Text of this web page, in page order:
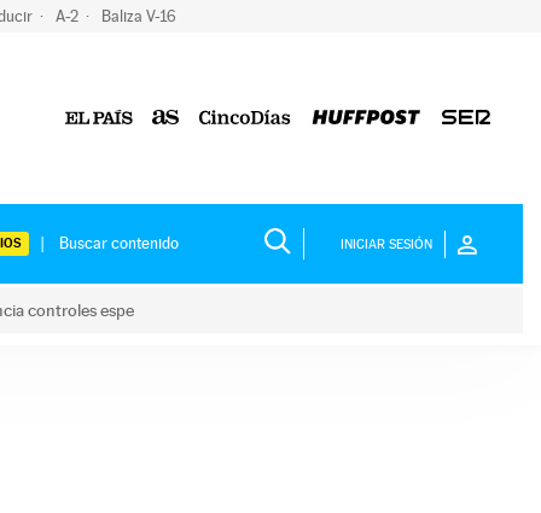
A-2 Baliza V-16
INICIAR SESIÓN
controles espe